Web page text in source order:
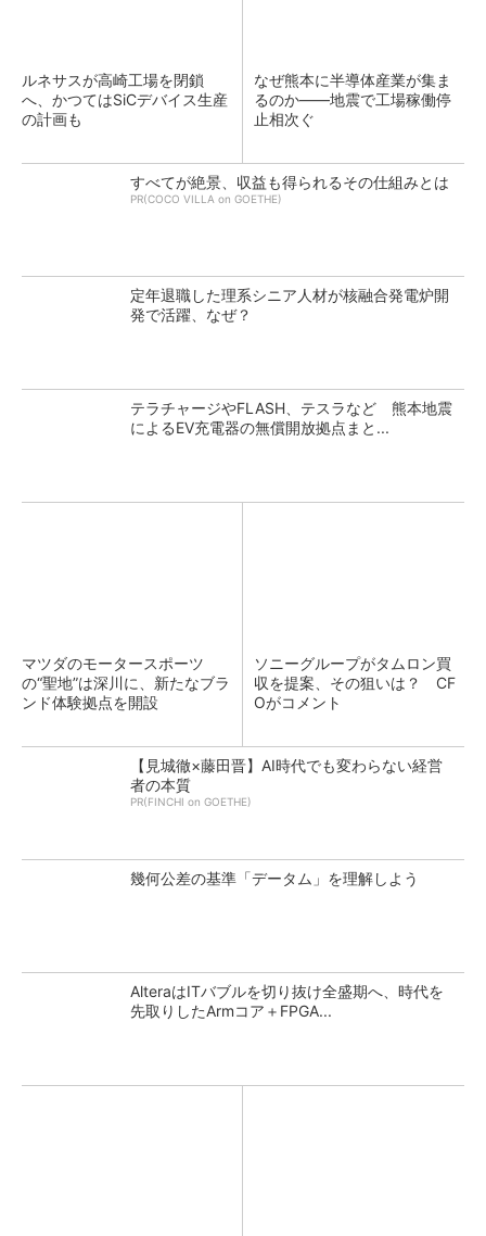
ルネサスが高崎工場を閉鎖
へ、かつてはSiCデバイス生産
の計画も
なぜ熊本に半導体産業が集ま
るのか――地震で工場稼働停
止相次ぐ
すべてが絶景、収益も得られるその仕組みとは
PR(COCO VILLA on GOETHE)
定年退職した理系シニア人材が核融合発電炉開
発で活躍、なぜ？
テラチャージやFLASH、テスラなど 熊本地震
によるEV充電器の無償開放拠点まと...
マツダのモータースポーツ
の“聖地”は深川に、新たなブラ
ンド体験拠点を開設
ソニーグループがタムロン買
収を提案、その狙いは？ CF
Oがコメント
【見城徹×藤田晋】AI時代でも変わらない経営
者の本質
PR(FINCHI on GOETHE)
幾何公差の基準「データム」を理解しよう
AlteraはITバブルを切り抜け全盛期へ、時代を
先取りしたArmコア＋FPGA...